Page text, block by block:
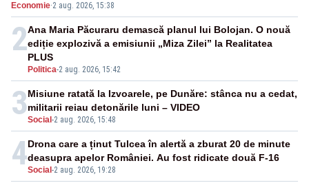
Economie·2 aug. 2026, 15:38
2
Politica-2 aug. 2026, 15:42
Ana Maria Păcuraru demască planul lui Bolojan. O nouă
ediție explozivă a emisiunii „Miza Zilei” la Realitatea
PLUS
3Social -2 aug. 2026, 15:48
Misiune ratată la Izvoarele, pe Dunăre: stânca nu a cedat,
militarii reiau detonările luni – VIDEO
4Social -2 aug. 2026, 19:28
Drona care a ținut Tulcea în alertă a zburat 20 de minute
deasupra apelor României. Au fost ridicate două F-16